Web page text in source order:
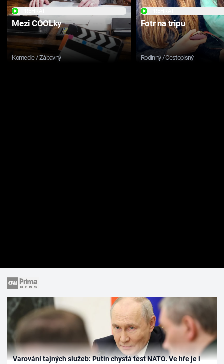
Mezi COOLky
Komedie / Zábavný
Fotr na tripu
Rodinný / Cestopisný
Varování tajných služeb: Putin chystá test NATO. Ve hře je i